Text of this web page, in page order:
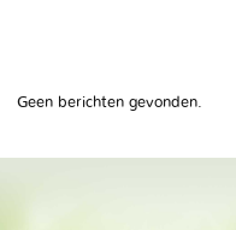
Geen berichten gevonden.